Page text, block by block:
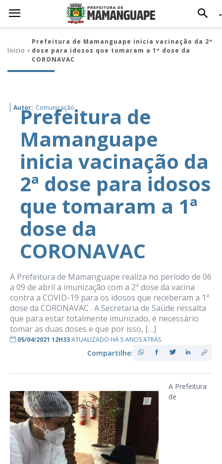
Início
Prefeitura de Mamanguape inicia vacinação da 2ª
dose para idosos que tomaram a 1ª dose da
CORONAVAC
Autor: Comunicação
Prefeitura de
Mamanguape
inicia vacinação da
2ª dose para idosos
que tomaram a 1ª
dose da
CORONAVAC
A Prefeitura de Mamanguape realiza no período de 06
a 09 de abril a imunização com a 2ª dose da vacina
contra a COVID-19 para os idosos que receberam a 1ª
dose da CORONAVAC . A Secretaria de Saúde ressalta
que para estar totalmente imunizado, é necessário
tomar as duas doses e que por isso, […]
05/04/2021 12H33ATUALIZADO HÁ 5 ANOS ATRÁS
Compartilhe:
A Prefeitura
de